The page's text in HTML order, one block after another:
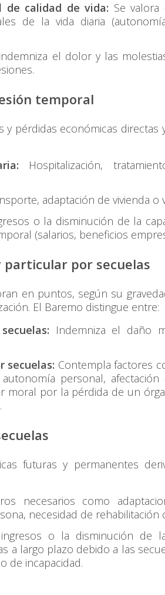
de calidad de vida: Se
de la vida diaria
el dolor y las
temporal
pérdidas económicas
Hospitalización,
adaptación de vivienda o
o la disminución de la
(salarios, beneficios
particular por secuelas
en puntos, según su
El Baremo distingue entre:
Indemniza el daño
secuelas: Contempla factores
personal, afectación
moral por la pérdida de un
futuras y permanentes
necesarios como
necesidad de rehabilitación
o la disminución de
a largo plazo debido a las
de incapacidad.